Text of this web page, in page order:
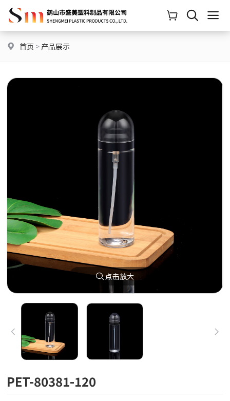
首页 > 产品展示
点击放大
PET-80381-120